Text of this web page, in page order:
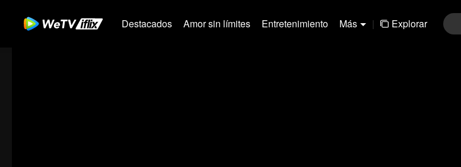
Destacados Amor sin límites Entretenimiento Más | Explorar